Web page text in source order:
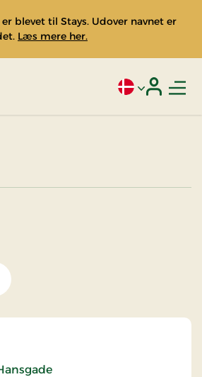
blevet til Stays. Udover navnet er
Læs mere her.
Aktivt sprog: